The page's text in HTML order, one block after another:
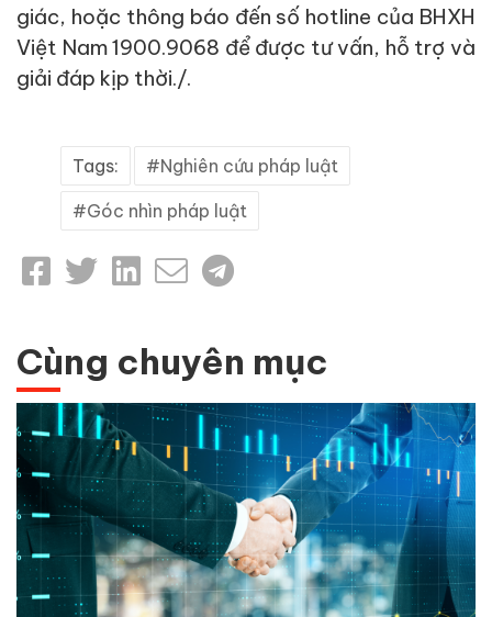
giác, hoặc thông báo đến số hotline của BHXH
Việt Nam 1900.9068 để được tư vấn, hỗ trợ và
giải đáp kịp thời./.
Tags: Nghiên cứu pháp luật
Góc nhìn pháp luật
Cùng chuyên mục